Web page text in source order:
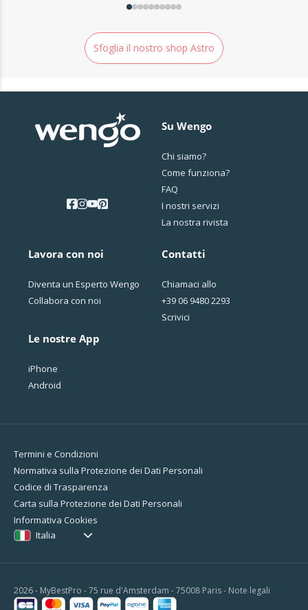
Sfoglia il nostro shop Astro
Su Wengo
Chi siamo?
Come funziona?
FAQ
I nostri servizi
La nostra rivista
Lavora con noi
Diventa un Esperto Wengo
Collabora con noi
Le nostre App
iPhone
Android
Contatti
Chiamaci allo
+39 06 9480 2293
Scrivici
Termini e Condizioni
Normativa sulla Protezione dei Dati Personali
Codice di Trasparenza
Carta sulla Protezione dei Dati Personali
Informativa Cookies
Italia
2026 - MyBestPro - 75 rue d'Amsterdam - 75008 Paris - Note legali